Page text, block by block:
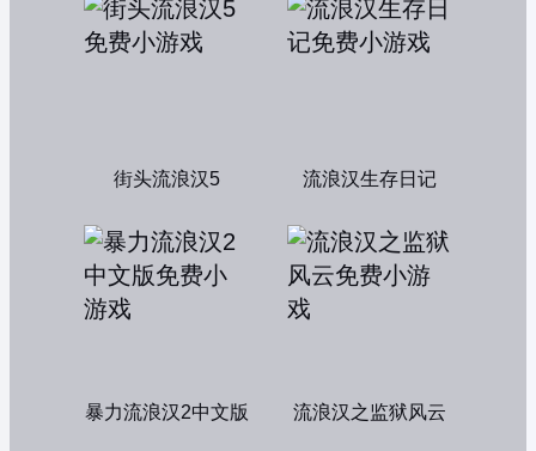
街头流浪汉5 流浪汉生存日记
暴力流浪汉2中文版 流浪汉之监狱风云